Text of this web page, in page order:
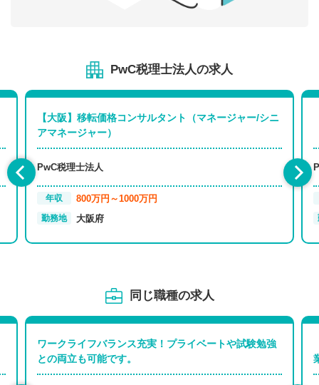
PwC税理士法人の求人
【大阪】移転価格コンサルタント（マネージャー/シニ
アマネージャー）
PwC税理士法人
年収 800万円～1000万円
勤務地 大阪府
同じ職種の求人
ワークライフバランス充実！プライベートや試験勉強
との両立も可能です。